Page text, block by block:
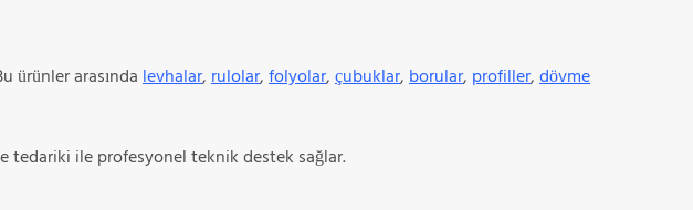
ürünler arasındalevhalar,rulolar,folyolar,çubuklar,borular, profiller,dövme
tedariki ile profesyonel teknik destek sağlar.